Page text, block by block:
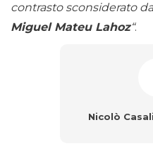
contrasto sconsiderato
Miguel Mateu Lahoz“.
Nicolò Casali